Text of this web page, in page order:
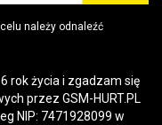
należy odnaleźć
rok życia i zgadzam się
przez GSM-HURT.PL
NIP: 7471928099 w